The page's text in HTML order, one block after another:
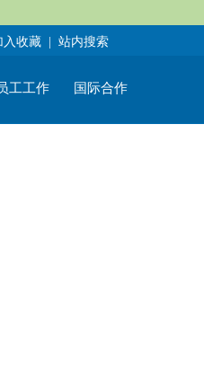
入收藏 站内搜索
工工作 国际合作